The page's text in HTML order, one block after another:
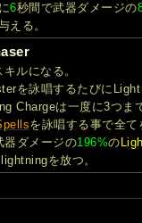
6秒間で武器ダメージの
える。
キルになる。
を詠唱するたびに
Chargeは一度に3つま
を詠唱する事で全て
器ダメージの196%の
を放つ。